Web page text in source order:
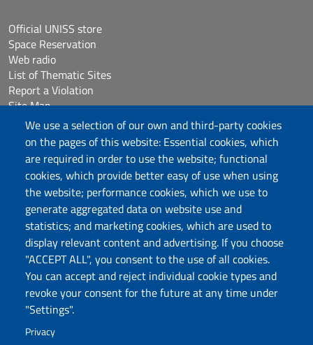
We use a selection of our own and third-party cookies
on the pages of this website: Essential cookies, which
are required in order to use the website; functional
cookies, which provide better easy of use when using
the website; performance cookies, which we use to
generate aggregated data on website use and
statistics; and marketing cookies, which are used to
display relevant content and advertising. If you choose
"ACCEPT ALL", you consent to the use of all cookies.
You can accept and reject individual cookie types and
revoke your consent for the future at any time under
"Settings".
Privacy
Università degli Studi di Sassari
Piazza Università 21, Sassari
Tel.: 800 882994 (toll-free number)
RECTOR:rettore@uniss.it
PEC:protocollo@pec.uniss.it
URP:urp@uniss.it
Official UNISS store
Space Reservation
Web radio
List of Thematic Sites
Report a Violation
Site Map
Accessibilità
Cookie Settings
Follow us
Chatta con noi